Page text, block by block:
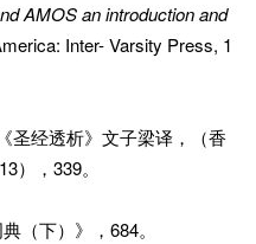
AMOS an introduction and
Inter- Varsity Press, 1
圣经透析》文子梁译，（香
），339。
（下）》，684。